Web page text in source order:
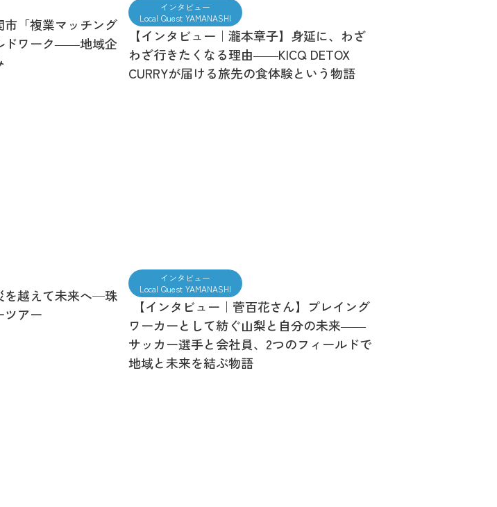
市「複業マッチング
ドワーク――地域企
インタビュー
Local Quest YAMANASHI
【インタビュー｜瀧本章子】身延に、わざ
わざ行きたくなる理由――KICQ DETOX
CURRYが届ける旅先の食体験という物語
を越えて未来へ─珠
ツアー
インタビュー
Local Quest YAMANASHI
【インタビュー｜菅百花さん】プレイング
ワーカーとして紡ぐ山梨と自分の未来――
サッカー選手と会社員、2つのフィールドで
地域と未来を結ぶ物語